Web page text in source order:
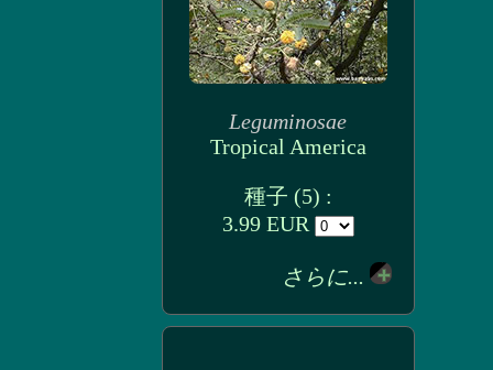
Leguminosae
Tropical America
種子 (5) :
3.99 EUR
さらに...